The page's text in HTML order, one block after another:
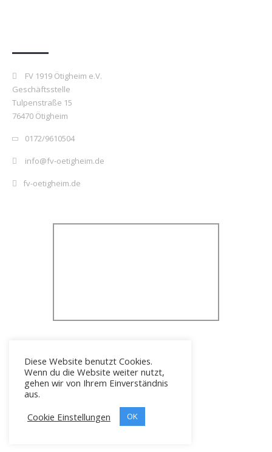
FV 1919 Ötigheim e.V.
Geschäftsstelle
Tulpenstraße 15
76470 Ötigheim
0172/9610504
info@fv-oetigheim.de
fv-oetigheim.de
Icons erstellt von
Diese Website benutzt Cookies.
Wenn du die Website weiter nutzt,
gehen wir von Ihrem Einverständnis
aus.
Cookie Einstellungen
OK